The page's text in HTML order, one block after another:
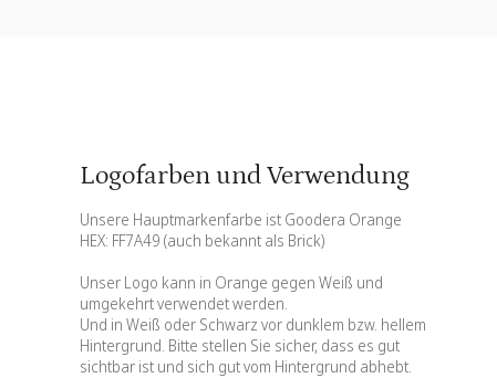
Logofarben und Verwendung
Unsere Hauptmarkenfarbe ist Goodera Orange
HEX: FF7A49 (auch bekannt als Brick)
Unser Logo kann in Orange gegen Weiß und
umgekehrt verwendet werden.
Und in Weiß oder Schwarz vor dunklem bzw. hellem
Hintergrund. Bitte stellen Sie sicher, dass es gut
sichtbar ist und sich gut vom Hintergrund abhebt.